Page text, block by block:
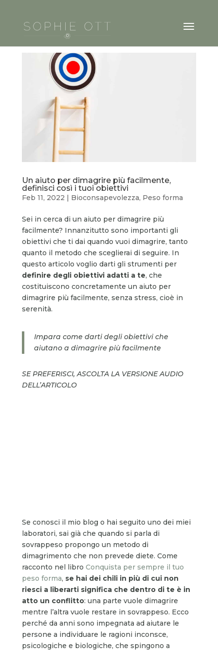
Un aiuto per dimagrire più facilmente,
definisci così i tuoi obiettivi
Feb 11, 2022 | Bioconsapevolezza, Peso forma
Sei in cerca di un aiuto per dimagrire più
facilmente? Innanzitutto sono importanti gli
obiettivi che ti dai quando vuoi dimagrire, tanto
quanto il metodo che sceglierai di seguire. In
questo articolo voglio darti gli strumenti per
definire degli obiettivi adatti a te, che
costituiscono concretamente un aiuto per
dimagrire più facilmente, senza stress, cioè in
serenità.
Impara come darti degli obiettivi che
aiutano a dimagrire più facilmente
SE PREFERISCI, ASCOLTA LA VERSIONE AUDIO
DELL’ARTICOLO
Se conosci il mio blog o hai seguito uno dei miei
laboratori, sai già che quando si parla di
sovrappeso propongo un metodo di
dimagrimento che non prevede diete. Come
racconto nel libro Conquista per sempre il tuo
peso forma, se hai dei chili in più di cui non
riesci a liberarti significa che dentro di te è in
atto un conflitto: una parte vuole dimagrire
mentre l’altra vuole restare in sovrappeso. Ecco
perché da anni sono impegnata ad aiutare le
persone a individuare le ragioni inconsce,
psicologiche e biologiche, che spingono a